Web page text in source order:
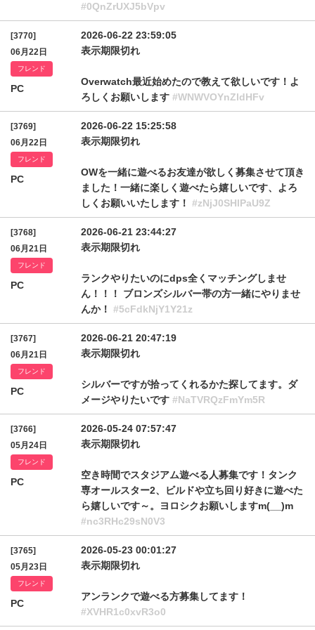
#0QnZrUXJ5bVpv
[3770]
06月22日
フレンド
PC
2026-06-22 23:59:05
表示期限切れ
Overwatch最近始めたので教えて欲しいです！よ
ろしくお願いします #WNWVOYnZldHFv
[3769]
06月22日
フレンド
PC
2026-06-22 15:25:58
表示期限切れ
OWを一緒に遊べるお友達が欲しく募集させて頂き
ました！一緒に楽しく遊べたら嬉しいです、よろ
しくお願いいたします！ #zNjJ0SHlPaU9Z
[3768]
06月21日
フレンド
PC
2026-06-21 23:44:27
表示期限切れ
ランクやりたいのにdps全くマッチングしませ
ん！！！ ブロンズシルバー帯の方一緒にやりませ
んか！ #5cFdkNjY1Y21z
[3767]
06月21日
フレンド
PC
2026-06-21 20:47:19
表示期限切れ
シルバーですが拾ってくれるかた探してます。ダ
メージやりたいです #NaTVRQzFmYm5R
[3766]
05月24日
フレンド
PC
2026-05-24 07:57:47
表示期限切れ
空き時間でスタジアム遊べる人募集です！タンク
専オールスター2、ビルドや立ち回り好きに遊べた
ら嬉しいです～。ヨロシクお願いしますm(__)m
#nc3RHc29sN0V3
[3765]
05月23日
フレンド
PC
2026-05-23 00:01:27
表示期限切れ
アンランクで遊べる方募集してます！
#XVHR1c0xvR3o0